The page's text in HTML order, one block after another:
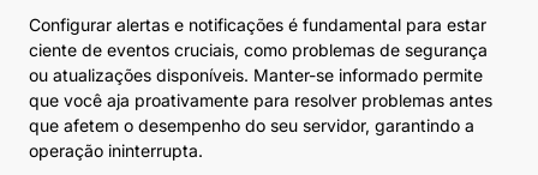
Configurar alertas e notificações é fundamental para estar
ciente de eventos cruciais, como problemas de segurança
ou atualizações disponíveis. Manter-se informado permite
que você aja proativamente para resolver problemas antes
que afetem o desempenho do seu servidor, garantindo a
operação ininterrupta.